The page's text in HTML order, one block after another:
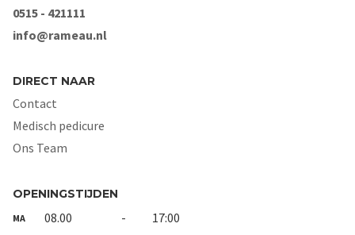
0515 - 421111
info@rameau.nl
DIRECT NAAR
Contact
Medisch pedicure
Ons Team
OPENINGSTIJDEN
MA 08.00 - 17:00